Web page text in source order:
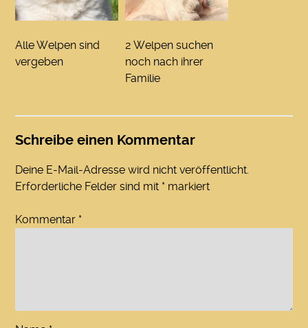
Alle Welpen sind
vergeben
2 Welpen suchen
noch nach ihrer
Familie
Schreibe einen Kommentar
Deine E-Mail-Adresse wird nicht veröffentlicht.
Erforderliche Felder sind mit * markiert
Kommentar *